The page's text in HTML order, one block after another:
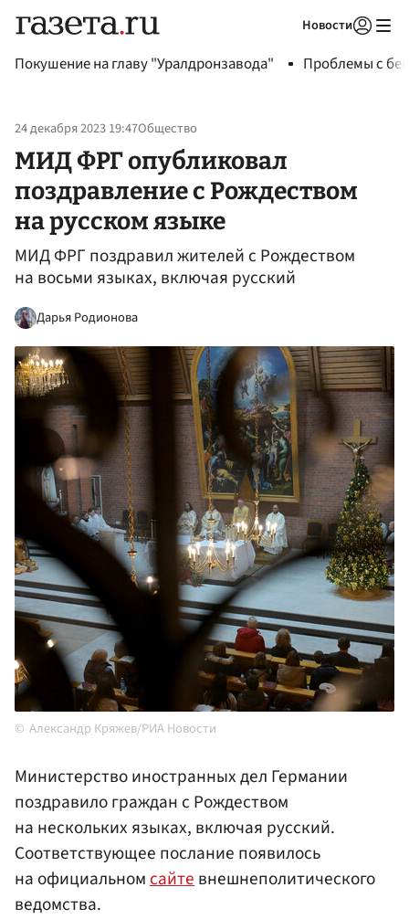
Новости
Покушение на главу "Уралдронзавода" Проблемы с
24 декабря 2023 19:47Общество
МИД ФРГ опубликовал
поздравление с Рождеством
на русском языке
МИД ФРГ поздравил жителей с Рождеством
на восьми языках, включая русский
Дарья Родионова
Александр Кряжев/РИА Новости
Министерство иностранных дел Германии
поздравило граждан с Рождеством
на нескольких языках, включая русский.
Соответствующее послание появилось
на официальномсайтевнешнеполитического
ведомства.